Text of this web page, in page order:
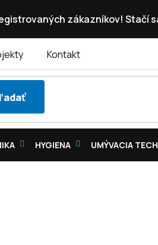
zákazníkov! Stačí
Kontakt
HYGIENA UMÝVACIA